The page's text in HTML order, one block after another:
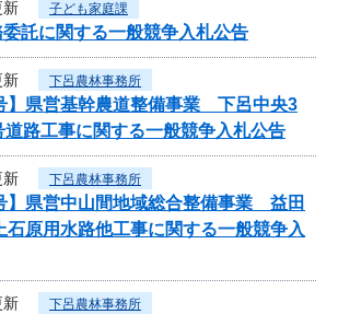
新 子ども家庭課
託に関する一般競争入札公告
新 下呂農林事務所
】県営基幹農道整備事業 下呂中央3
路工事に関する一般競争入札公告
新 下呂農林事務所
】県営中山間地域総合整備事業 益田
石原用水路他工事に関する一般競争入
新 下呂農林事務所